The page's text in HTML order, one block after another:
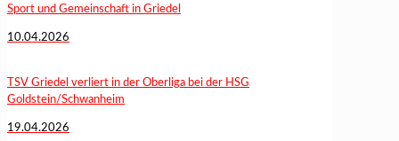
Sport und Gemeinschaft in Griedel
10.04.2026
TSV Griedel verliert in der Oberliga bei der HSG
Goldstein/Schwanheim
19.04.2026